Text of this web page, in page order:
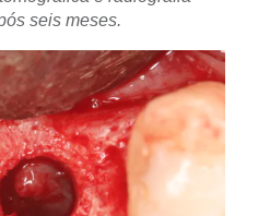
seis meses.